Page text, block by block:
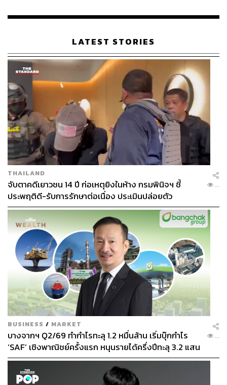
เรือนไทยที่ถูกซุกไว้
LATEST STORIES
THAILAND
จับตาคดีเยาวชน 14 ปี ก่อเหตุยิงในห้าง กรมพินิจฯ ชี้
ประพฤติดี-รับการรักษาต่อเนื่อง ประเมินปล่อยตัว
...
BUSINESS / MARKET
บางจากฯ Q2/69 ทำกำไรทะลุ 1.2 หมื่นล้าน เริ่มบุ๊กกำไร
‘SAF’ เชิงพาณิชย์ครั้งแรก หนุนรายได้ครึ่งปีทะลุ 3.2 แสน
ล้าน
...